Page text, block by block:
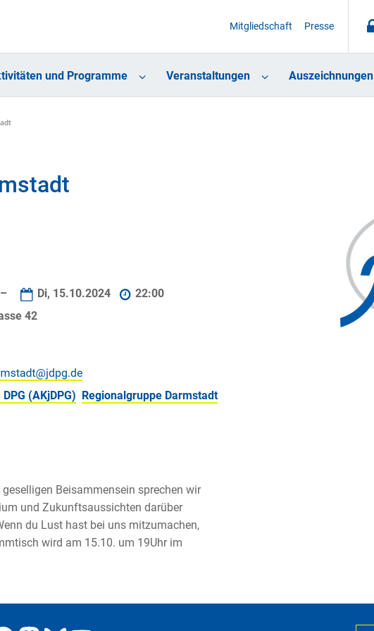
Mitgliedschaft Presse
und Programme Veranstaltungen Auszeichnungen
Di, 15.10.2024
22:00
42
(AKjDPG) Regionalgruppe Darmstadt
Beisammensein sprechen wir
und Zukunftsaussichten darüber
du Lust hast bei uns mitzumachen,
wird am 15.10. um 19Uhr im